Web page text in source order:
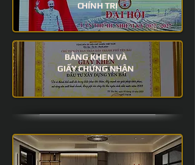
CHÍNH TRỊ
BẰNG KHEN VÀ
GIẤY CHỨNG NHẬN